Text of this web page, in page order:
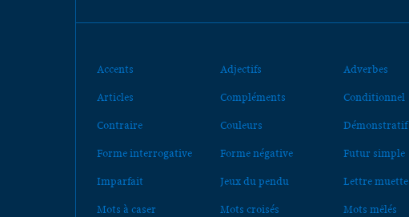
Accents Adjectifs Adverbes
Articles Compléments Conditionnel
Contraire Couleurs Démonstratif
Forme interrogative Forme négative Futur simple
Imparfait Jeux du pendu Lettre muette
Mots à caser Mots croisés Mots mêlés